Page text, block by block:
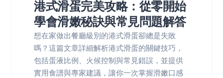
港式滑蛋完美攻略：從零開始
學會滑嫩秘訣與常見問題解答
想在家做出餐廳級別的港式滑蛋卻總是失敗
嗎？這篇文章詳細解析港式滑蛋的關鍵技巧，
包括蛋液比例、火候控制與常見錯誤，並提供
實用食譜與專家建議，讓你一次掌握滑嫩口感